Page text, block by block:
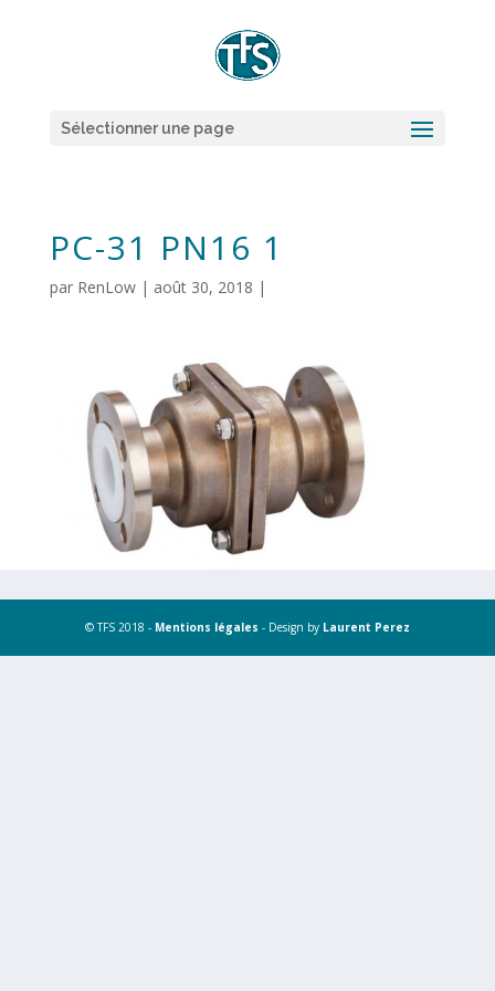
Sélectionner une page
PC-31 PN16 1
par RenLow| août 30, 2018 |
© TFS 2018 - Mentions légales - Design by Laurent Perez